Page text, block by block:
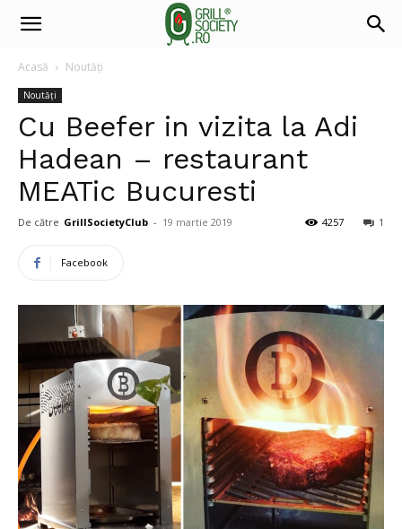
Acasă Noutăți
Noutăți
Cu Beefer in vizita la Adi
Hadean – restaurant
MEATic Bucuresti
De către GrillSocietyClub - 19 martie 2019 1
4257
Facebook